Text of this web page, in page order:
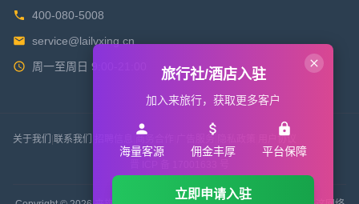
400-080-5008
service@lailvxing.cn
周一至周日 9:00-21:00
关于我们 联系我们 用户协议
旅行社/酒店入驻
加入来旅行，获取更多客户
海量客源 佣金丰厚 平台保障
立即申请入驻